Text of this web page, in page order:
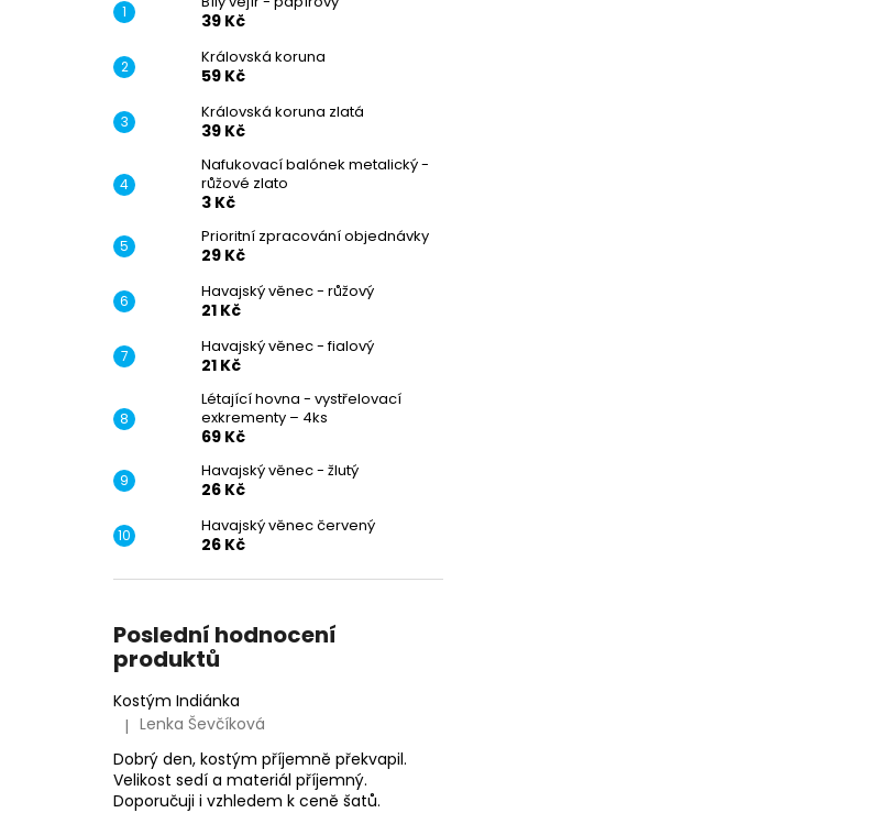
39 Kč
Královská koruna
59 Kč
Královská koruna zlatá
39 Kč
Nafukovací balónek metalický -
růžové zlato
3 Kč
Prioritní zpracování objednávky
29 Kč
Havajský věnec - růžový
21 Kč
Havajský věnec - fialový
21 Kč
Létající hovna - vystřelovací
exkrementy – 4ks
69 Kč
Havajský věnec - žlutý
26 Kč
Havajský věnec červený
26 Kč
Poslední hodnocení
produktů
Kostým Indiánka
Hodnocení produktu je 5 z 5 hvězdiček.
| Lenka Ševčíková
Dobrý den, kostým příjemně překvapil.
Velikost sedí a materiál příjemný.
Doporučuji i vzhledem k ceně šatů.